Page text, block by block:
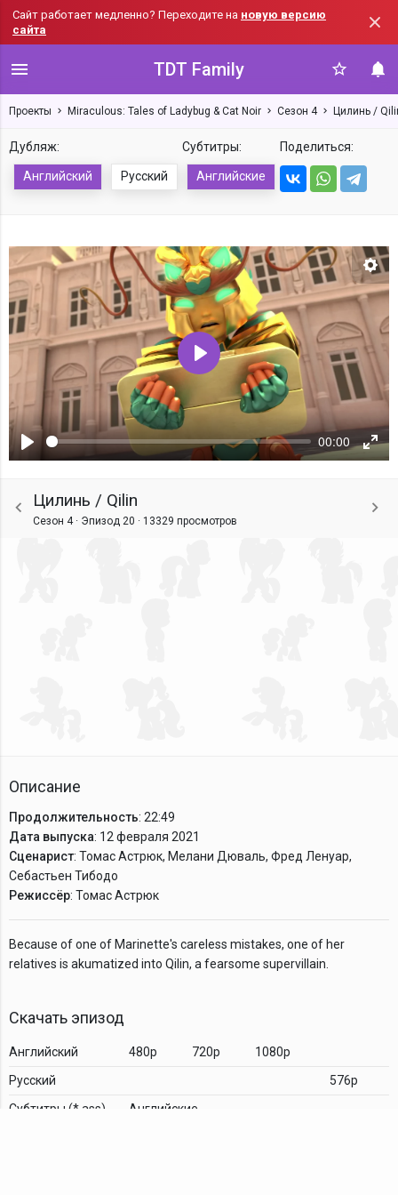
Сайт работает медленно? Переходите на новую версию
сайта
TDT Family
Проекты Miraculous: Tales of Ladybug & Cat Noir Сезон 4 Цилинь /
Дубляж:
Английский Русский
Субтитры:
Английские
Поделиться:
Воспроизвести
00:00
Воспроизвести
Цилинь / Qilin
Сезон 4 · Эпизод 20 · 13329 просмотров
Описание
Продолжительность: 22:49
Дата выпуска: 12 февраля 2021
Сценарист: Томас Астрюк, Мелани Дюваль, Фред Ленуар,
Себастьен Тибодо
Режиссёр: Томас Астрюк
Because of one of Marinette's careless mistakes, one of her
relatives is akumatized into Qilin, a fearsome supervillain.
Скачать эпизод
Английский 480p 720p
1080p
Русский
576p
Cубтитры (*.ass)
Английские